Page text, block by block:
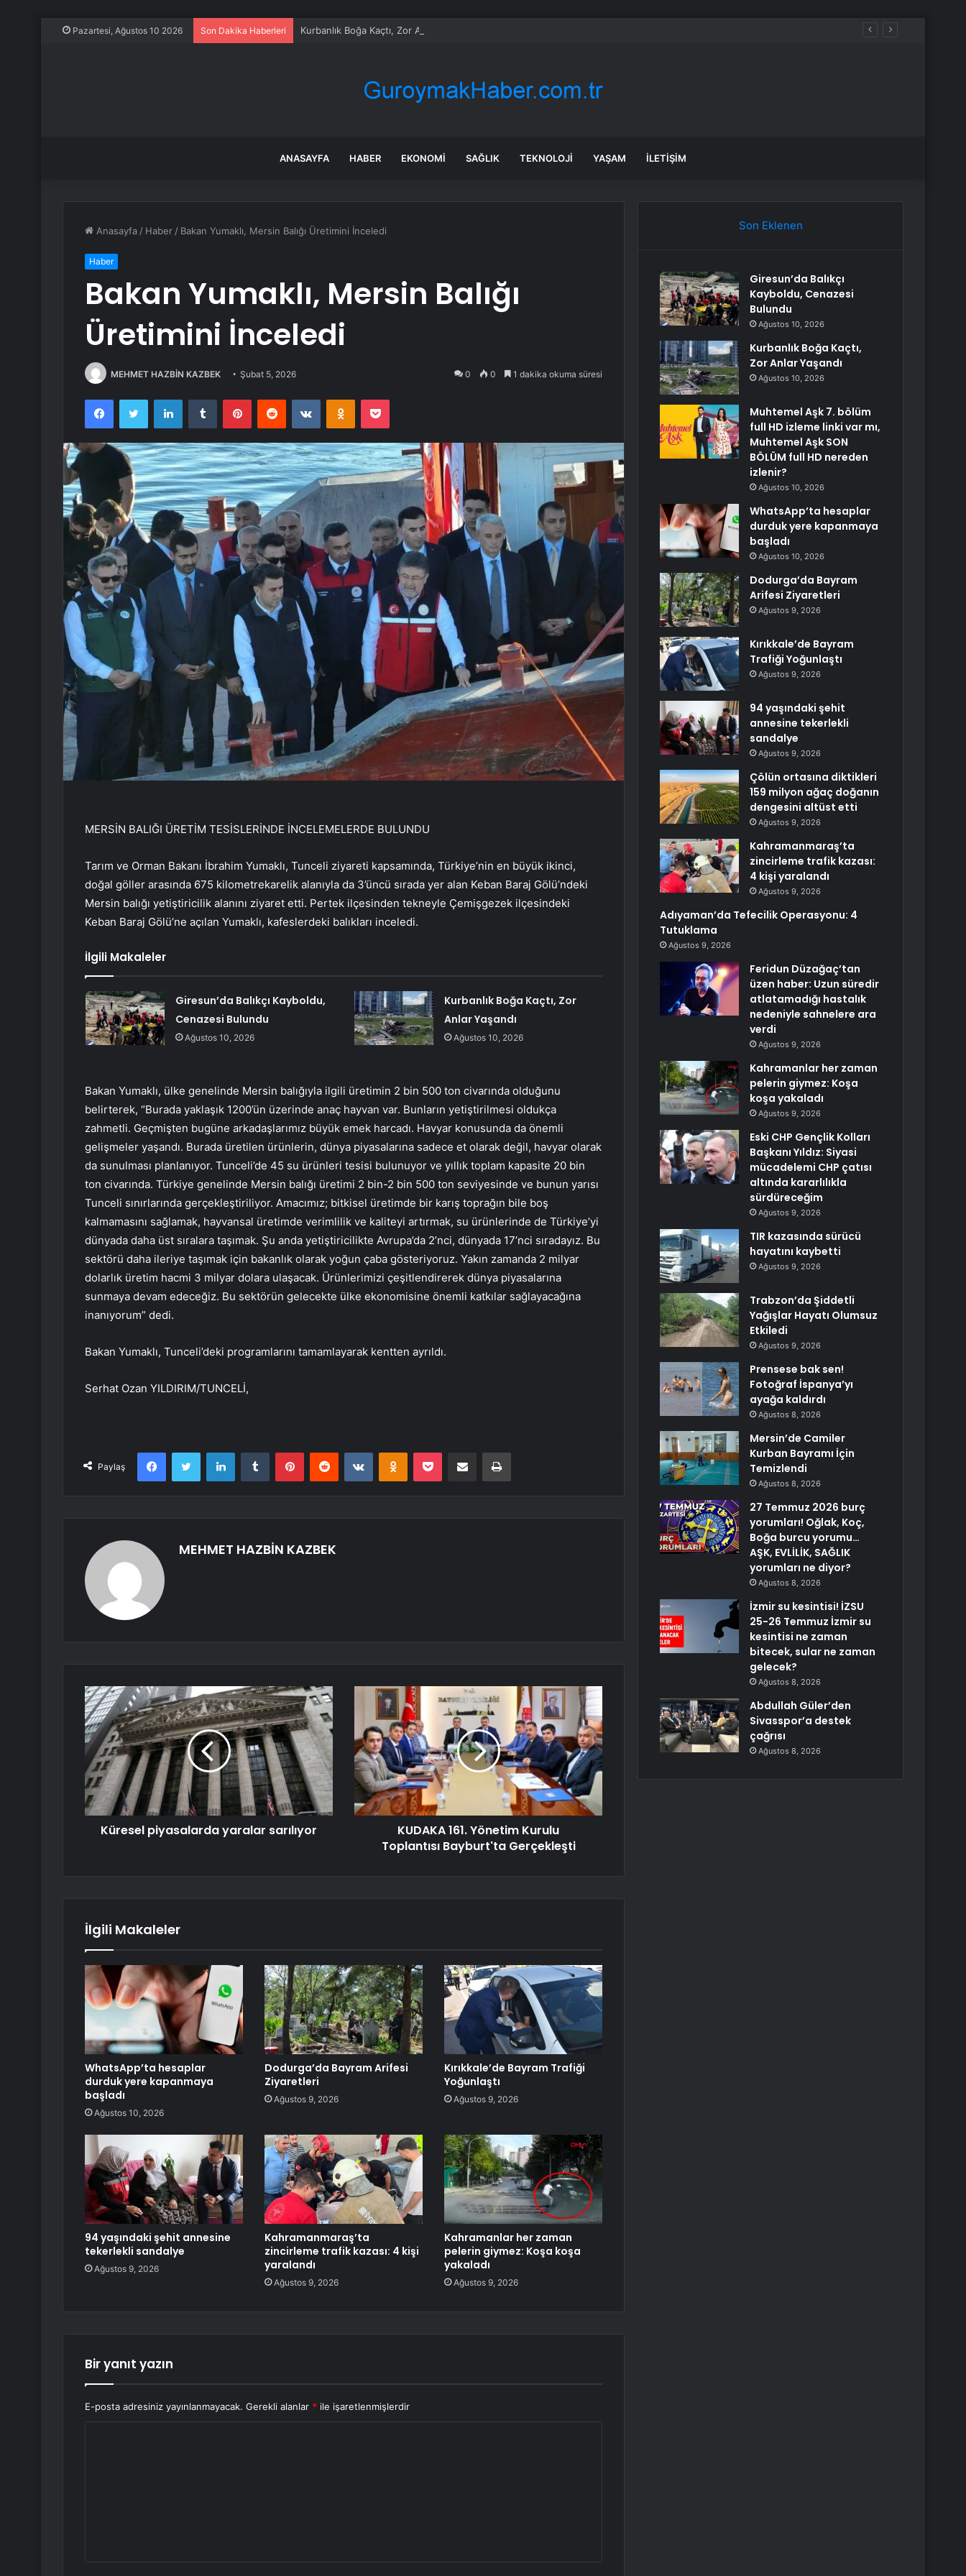
Pazartesi, Ağustos 10 2026 Son Dakika Haberleri Kurbanlık Boğa Kaçtı, Zor Anlar Yaşandı
ANASAYFA HABER EKONOMI SAĞLIK TEKNOLOJI YAŞAM İLETIŞIM
Anasayfa / Haber / Bakan Yumaklı, Mersin Balığı Üretimini İnceledi
Haber
Bakan Yumaklı, Mersin Balığı
Üretimini İnceledi
MEHMET HAZBİN KAZBEK Şubat 5, 2026 0 0 1 dakika okuma süresi
FacebookTwitter LinkedInTumblr PinterestReddit VKontakteOdnoklassniki
Pocket
MERSİN BALIĞI ÜRETİM TESİSLERİNDE İNCELEMELERDE BULUNDU
Tarım ve Orman Bakanı İbrahim Yumaklı, Tunceli ziyareti kapsamında, Türkiye’nin en büyük ikinci,
doğal göller arasında 675 kilometrekarelik alanıyla da 3’üncü sırada yer alan Keban Baraj Gölü’ndeki
Mersin balığı yetiştiricilik alanını ziyaret etti. Pertek ilçesinden tekneyle Çemişgezek ilçesindeki
Keban Baraj Gölü’ne açılan Yumaklı, kafeslerdeki balıkları inceledi.
İlgili Makaleler
Giresun’da Balıkçı Kayboldu,
Cenazesi Bulundu
Ağustos 10, 2026
Kurbanlık Boğa Kaçtı, Zor
Anlar Yaşandı
Ağustos 10, 2026
Bakan Yumaklı, ülke genelinde Mersin balığıyla ilgili üretimin 2 bin 500 ton civarında olduğunu
belirterek, “Burada yaklaşık 1200’ün üzerinde anaç hayvan var. Bunların yetiştirilmesi oldukça
zahmetli. Geçmişten bugüne arkadaşlarımız büyük emek harcadı. Havyar konusunda da önemli
gelişmeler yaşandı. Burada üretilen ürünlerin, dünya piyasalarına sadece et olarak değil, havyar olarak
da sunulması planlanıyor. Tunceli’de 45 su ürünleri tesisi bulunuyor ve yıllık toplam kapasite 20 bin
ton civarında. Türkiye genelinde Mersin balığı üretimi 2 bin-2 bin 500 ton seviyesinde ve bunun yarısı
Tunceli sınırlarında gerçekleştiriliyor. Amacımız; bitkisel üretimde bir karış toprağın bile boş
kalmamasını sağlamak, hayvansal üretimde verimlilik ve kaliteyi artırmak, su ürünlerinde de Türkiye’yi
dünyada daha üst sıralara taşımak. Şu anda yetiştiricilikte Avrupa’da 2’nci, dünyada 17’nci sıradayız. Bu
sektörü daha ileriye taşımak için bakanlık olarak yoğun çaba gösteriyoruz. Yakın zamanda 2 milyar
dolarlık üretim hacmi 3 milyar dolara ulaşacak. Ürünlerimizi çeşitlendirerek dünya piyasalarına
sunmaya devam edeceğiz. Bu sektörün gelecekte ülke ekonomisine önemli katkılar sağlayacağına
inanıyorum” dedi.
Bakan Yumaklı, Tunceli’deki programlarını tamamlayarak kentten ayrıldı.
Serhat Ozan YILDIRIM/TUNCELİ,
Paylaş
FacebookTwitter LinkedInTumblr PinterestReddit VKontakteOdnoklassniki
Pocket E-Posta ile paylaş Yazdır
MEHMET HAZBİN KAZBEK
Küresel piyasalarda yaralar sarılıyor
KUDAKA 161. Yönetim Kurulu
Toplantısı Bayburt'ta Gerçekleşti
İlgili Makaleler
WhatsApp’ta hesaplar
durduk yere kapanmaya
başladı
Ağustos 10, 2026
Dodurga’da Bayram Arifesi
Ziyaretleri
Ağustos 9, 2026
Kırıkkale’de Bayram Trafiği
Yoğunlaştı
Ağustos 9, 2026
94 yaşındaki şehit annesine
tekerlekli sandalye
Ağustos 9, 2026
Kahramanmaraş’ta
zincirleme trafik kazası: 4 kişi
yaralandı
Ağustos 9, 2026
Kahramanlar her zaman
pelerin giymez: Koşa koşa
yakaladı
Ağustos 9, 2026
Bir yanıt yazın
E-posta adresiniz yayınlanmayacak. Gerekli alanlar * ile işaretlenmişlerdir
Son Eklenen
Giresun’da Balıkçı
Kayboldu, Cenazesi
Bulundu
Ağustos 10, 2026
Kurbanlık Boğa Kaçtı,
Zor Anlar Yaşandı
Ağustos 10, 2026
Muhtemel Aşk 7. bölüm
full HD izleme linki var mı,
Muhtemel Aşk SON
BÖLÜM full HD nereden
izlenir?
Ağustos 10, 2026
WhatsApp’ta hesaplar
durduk yere kapanmaya
başladı
Ağustos 10, 2026
Dodurga’da Bayram
Arifesi Ziyaretleri
Ağustos 9, 2026
Kırıkkale’de Bayram
Trafiği Yoğunlaştı
Ağustos 9, 2026
94 yaşındaki şehit
annesine tekerlekli
sandalye
Ağustos 9, 2026
Çölün ortasına diktikleri
159 milyon ağaç doğanın
dengesini altüst etti
Ağustos 9, 2026
Kahramanmaraş’ta
zincirleme trafik kazası:
4 kişi yaralandı
Ağustos 9, 2026
Adıyaman’da Tefecilik Operasyonu: 4
Tutuklama
Ağustos 9, 2026
Feridun Düzağaç’tan
üzen haber: Uzun süredir
atlatamadığı hastalık
nedeniyle sahnelere ara
verdi
Ağustos 9, 2026
Kahramanlar her zaman
pelerin giymez: Koşa
koşa yakaladı
Ağustos 9, 2026
Eski CHP Gençlik Kolları
Başkanı Yıldız: Siyasi
mücadelemi CHP çatısı
altında kararlılıkla
sürdüreceğim
Ağustos 9, 2026
TIR kazasında sürücü
hayatını kaybetti
Ağustos 9, 2026
Trabzon’da Şiddetli
Yağışlar Hayatı Olumsuz
Etkiledi
Ağustos 9, 2026
Prensese bak sen!
Fotoğraf İspanya’yı
ayağa kaldırdı
Ağustos 8, 2026
Mersin’de Camiler
Kurban Bayramı İçin
Temizlendi
Ağustos 8, 2026
27 Temmuz 2026 burç
yorumları! Oğlak, Koç,
Boğa burcu yorumu…
AŞK, EVLİLİK, SAĞLIK
yorumları ne diyor?
Ağustos 8, 2026
İzmir su kesintisi! İZSU
25-26 Temmuz İzmir su
kesintisi ne zaman
bitecek, sular ne zaman
gelecek?
Ağustos 8, 2026
Abdullah Güler’den
Sivasspor’a destek
çağrısı
Ağustos 8, 2026